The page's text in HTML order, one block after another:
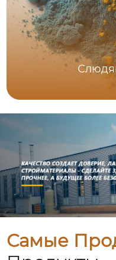
Самые